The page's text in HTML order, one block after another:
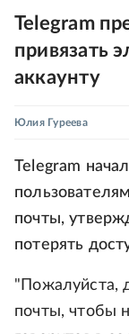
Telegram
привязать
аккаунту
Юлия Гуреева
Telegram
почты,
потерять
"Пожалуйста,
почты, чтобы